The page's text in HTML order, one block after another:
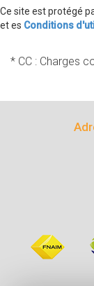
Ce site est protégé
et es Conditions
* CC : Charges